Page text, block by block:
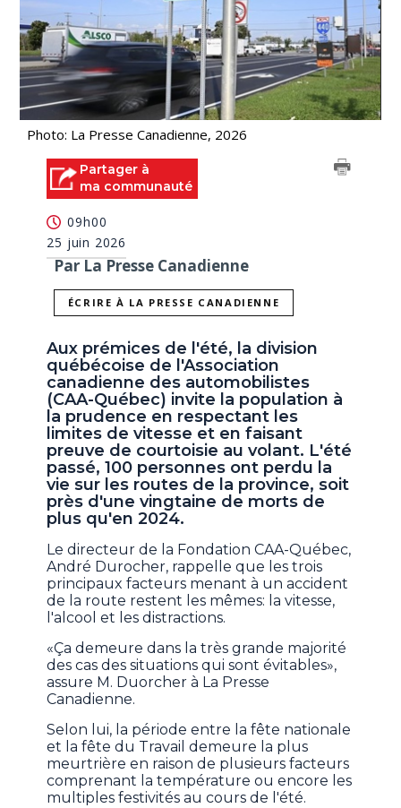
Photo: La Presse Canadienne, 2026
Partager à
ma communauté
09h00
25 juin 2026
Par La Presse Canadienne
ÉCRIRE À LA PRESSE CANADIENNE
Aux prémices de l'été, la division
québécoise de l'Association
canadienne des automobilistes
(CAA-Québec) invite la population à
la prudence en respectant les
limites de vitesse et en faisant
preuve de courtoisie au volant. L'été
passé, 100 personnes ont perdu la
vie sur les routes de la province, soit
près d'une vingtaine de morts de
plus qu'en 2024.
Le directeur de la Fondation CAA-Québec,
André Durocher, rappelle que les trois
principaux facteurs menant à un accident
de la route restent les mêmes: la vitesse,
l'alcool et les distractions.
«Ça demeure dans la très grande majorité
des cas des situations qui sont évitables»,
assure M. Duorcher à La Presse
Canadienne.
Selon lui, la période entre la fête nationale
et la fête du Travail demeure la plus
meurtrière en raison de plusieurs facteurs
comprenant la température ou encore les
multiples festivités au cours de l'été.